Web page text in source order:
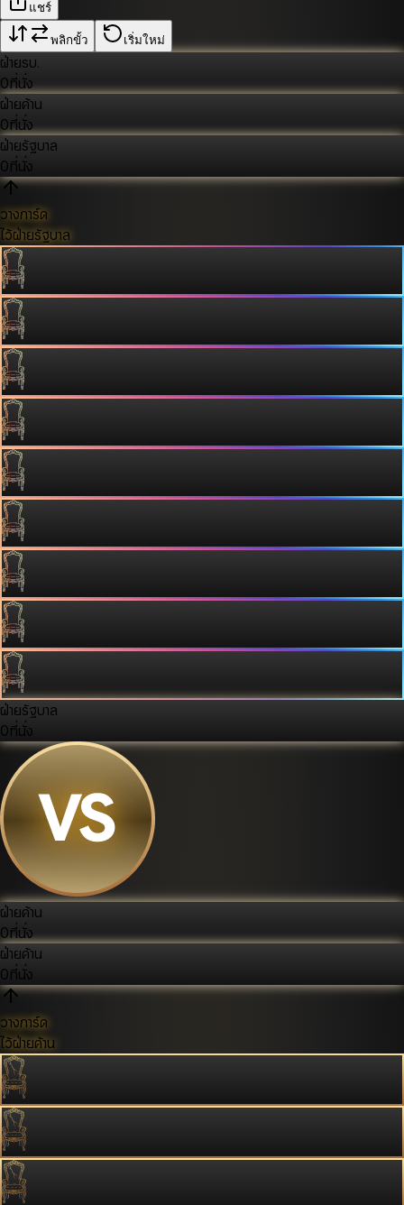
แชร์
พลิกขั้ว เริ่มใหม่
ฝ่ายรบ.
0ที่นั่ง
ฝ่ายค้าน
0ที่นั่ง
ฝ่ายรัฐบาล
0ที่นั่ง
วางการ์ด
ไว้ฝ่ายรัฐบาล
ฝ่ายรัฐบาล
0ที่นั่ง
ฝ่ายค้าน
0ที่นั่ง
ฝ่ายค้าน
0ที่นั่ง
วางการ์ด
ไว้ฝ่ายค้าน